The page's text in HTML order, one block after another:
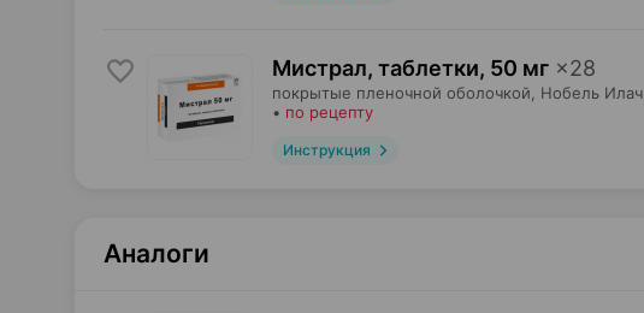
Мистрал, таблетки, 50 мг ×28
покрытые пленочной оболочкой, Нобель Илач
• по рецепту
Инструкция
Аналоги